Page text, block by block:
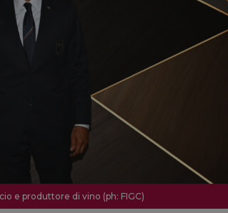
e produttore di vino (ph: FIGC)